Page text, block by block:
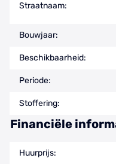
Straatnaam:
Bouwjaar:
Beschikbaarheid:
Periode:
Stoffering:
Financiële
Huurprijs: